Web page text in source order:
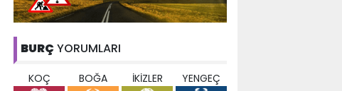
BURÇ YORUMLARI
KOÇ BOĞA İKİZLER YENGEÇ